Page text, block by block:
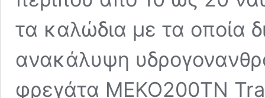
τα καλώδια με τα οποία
ανακάλυψη
φρεγάτα MEKO200TN